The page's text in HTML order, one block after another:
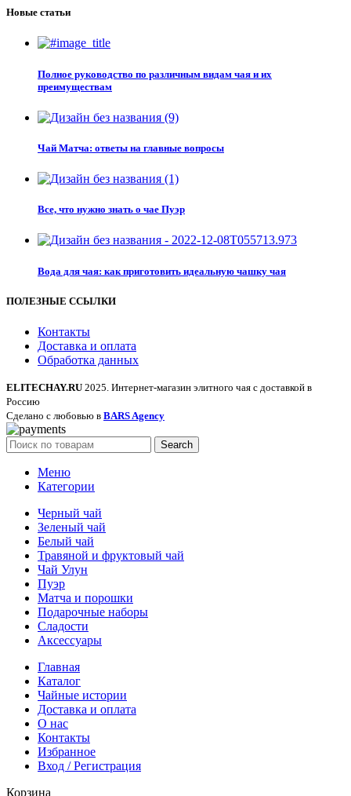
Новые статьи
Полное руководство по различным видам чая и их
преимуществам
Чай Матча: ответы на главные вопросы
Все, что нужно знать о чае Пуэр
Вода для чая: как приготовить идеальную чашку чая
ПОЛЕЗНЫЕ ССЫЛКИ
Контакты
Доставка и оплата
Обработка данных
ELITECHAY.RU 2025. Интернет-магазин элитного чая с доставкой в
Россию
Сделано с любовью в BARS Agency
Search
Меню
Категории
Черный чай
Зеленый чай
Белый чай
Травяной и фруктовый чай
Чай Улун
Пуэр
Матча и порошки
Подарочные наборы
Сладости
Аксессуары
Главная
Каталог
Чайные истории
Доставка и оплата
О нас
Контакты
Избранное
Вход / Регистрация
Корзина